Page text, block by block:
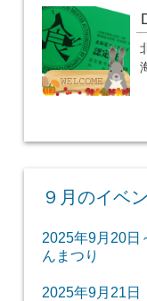
９月のイベ
2025年9月20
んまつり
2025年9月21